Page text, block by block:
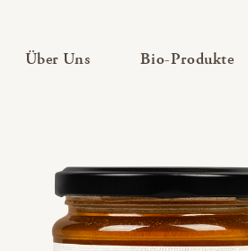
Über Uns— UntermenüBio-Produkte—